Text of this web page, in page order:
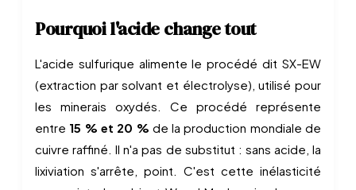
Pourquoi l'acide change tout
L'acide sulfurique alimente le procédé dit SX-EW
(extraction par solvant et électrolyse), utilisé pour
les minerais oxydés. Ce procédé représente
entre 15 % et 20 % de la production mondiale de
cuivre raffiné. Il n'a pas de substitut : sans acide, la
lixiviation s'arrête, point. C'est cette inélasticité